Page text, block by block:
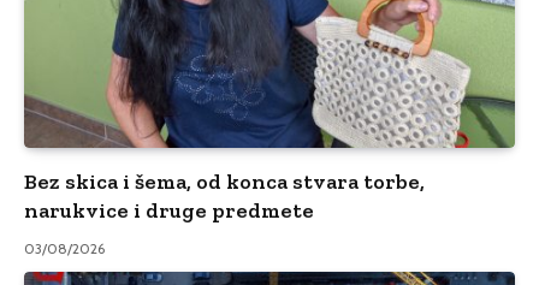
Bez skica i šema, od konca stvara torbe,
narukvice i druge predmete
03/08/2026